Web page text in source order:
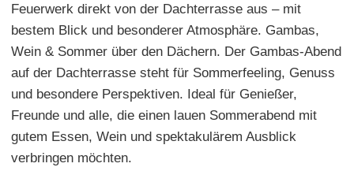
Feuerwerk direkt von der Dachterrasse aus – mit
bestem Blick und besonderer Atmosphäre. Gambas,
Wein & Sommer über den Dächern. Der Gambas-Abend
auf der Dachterrasse steht für Sommerfeeling, Genuss
und besondere Perspektiven. Ideal für Genießer,
Freunde und alle, die einen lauen Sommerabend mit
gutem Essen, Wein und spektakulärem Ausblick
verbringen möchten.